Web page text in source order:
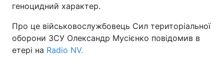
геноцидний характер.
Про це військовослужбовець Сил територіальної
оборони ЗСУ Олександр Мусієнко повідомив в
етері на Radio NV.